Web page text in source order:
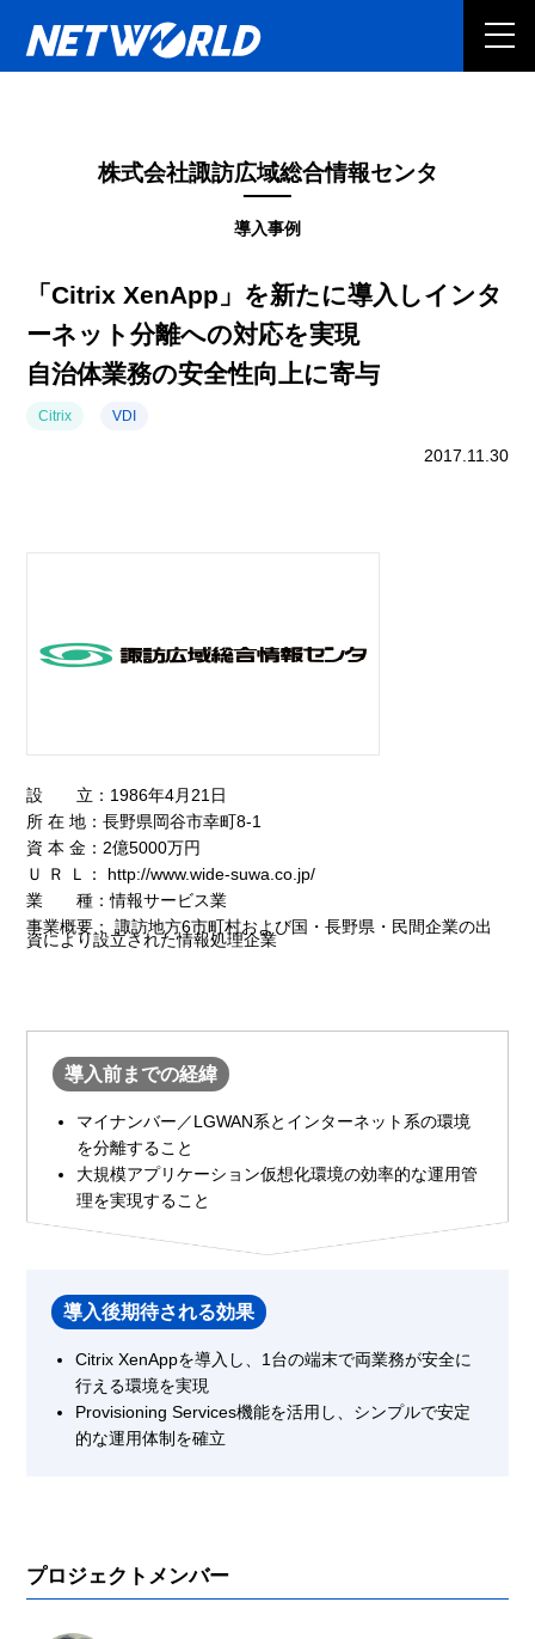
導入事例
株式会社諏訪広域総合情報センタ
「Citrix XenApp」を新たに導入しインタ
ーネット分離への対応を実現
自治体業務の安全性向上に寄与
Citrix VDI
2017.11.30
設 立：1986年4月21日
所 在 地：長野県岡谷市幸町8-1
資 本 金：2億5000万円
Ｕ Ｒ Ｌ： http://www.wide-suwa.co.jp/
業 種：情報サービス業
事業概要： 諏訪地方6市町村および国・長野県・民間企業の出
資により設立された情報処理企業
導入前までの経緯
マイナンバー／LGWAN系とインターネット系の環境
を分離すること
大規模アプリケーション仮想化環境の効率的な運用管
理を実現すること
導入後期待される効果
Citrix XenAppを導入し、1台の端末で両業務が安全に
行える環境を実現
Provisioning Services機能を活用し、シンプルで安定
的な運用体制を確立
プロジェクトメンバー